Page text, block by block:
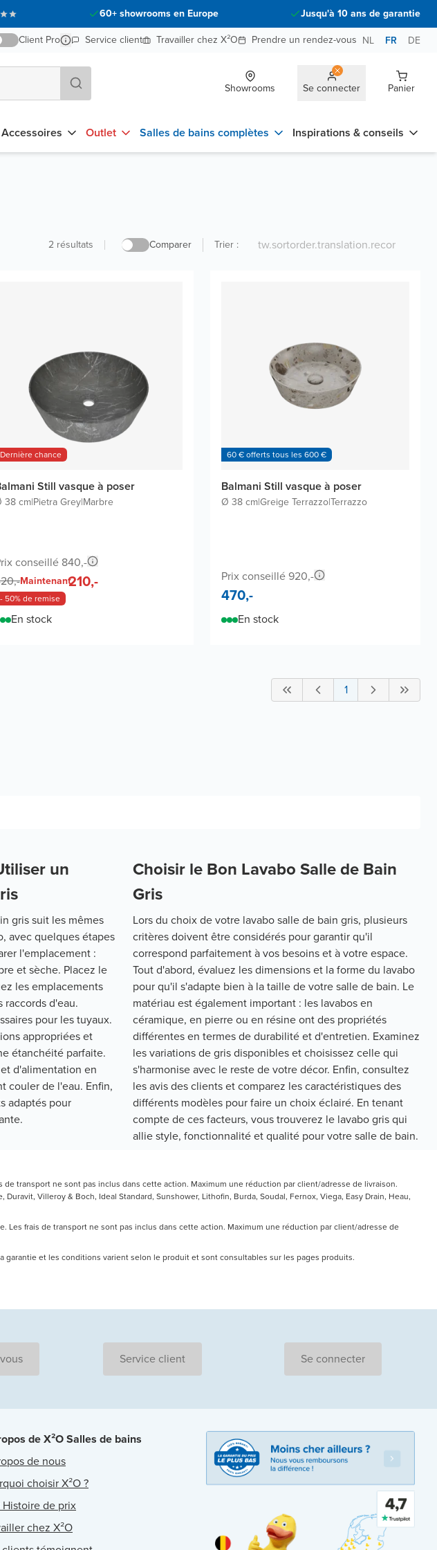
60+ showrooms en Europe
Jusqu'à 10 ans de garantie
Client Pro
Service client Travailler chez X²O Prendre un rendez-vous NL FR DE
Showrooms Se connecter Panier
Accessoires Outlet Salles de bains complètes Inspirations & conseils
2 résultats Comparer Trier :
Dernière chance
Still vasque à poser
38 cm|Pietra Grey|Marbre
conseillé 840,-
Maintenant210,-
- 50% de remise
En stock
60 € offerts tous les 600 €
Balmani Still vasque à poser
Ø 38 cm|Greige Terrazzo|Terrazzo
Prix conseillé 920,-
470,-
En stock
1
un
gris suit les mêmes
avec quelques étapes
l'emplacement :
et sèche. Placez le
les emplacements
d'eau.
pour les tuyaux.
appropriées et
étanchéité parfaite.
d'alimentation en
couler de l'eau. Enfin,
adaptés pour
Choisir le Bon Lavabo Salle de Bain
Gris
Lors du choix de votre lavabo salle de bain gris, plusieurs
critères doivent être considérés pour garantir qu'il
correspond parfaitement à vos besoins et à votre espace.
Tout d'abord, évaluez les dimensions et la forme du lavabo
pour qu'il s'adapte bien à la taille de votre salle de bain. Le
matériau est également important : les lavabos en
céramique, en pierre ou en résine ont des propriétés
différentes en termes de durabilité et d'entretien. Examinez
les variations de gris disponibles et choisissez celle qui
s'harmonise avec le reste de votre décor. Enfin, consultez
les avis des clients et comparez les caractéristiques des
différents modèles pour faire un choix éclairé. En tenant
compte de ces facteurs, vous trouverez le lavabo gris qui
allie style, fonctionnalité et qualité pour votre salle de bain.
transport ne sont pas inclus dans cette action. Maximum une réduction par client/adresse de livraison.
Villeroy & Boch, Ideal Standard, Sunshower, Lithofin, Burda, Soudal, Fernox, Viega, Easy Drain, Heau,
Les frais de transport ne sont pas inclus dans cette action. Maximum une réduction par client/adresse de
garantie et les conditions varient selon le produit et sont consultables sur les pages produits.
Service client Se connecter
de X²O Salles de bains
de nous
choisir X²O ?
Histoire de prix
chez X²O